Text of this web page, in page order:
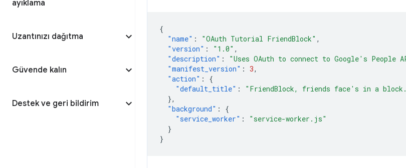
ayıklama
Uzantınızı dağıtma
Güvende kalın
Destek ve geri bildirim
{
"name" : "OAuth Tutorial FriendBlock" ,
"version" : "1.0" ,
"description" : "Uses OAuth to connect to Google's People
"manifest_version" : 3,
"action" :
{
"default_title" :
"FriendBlock, friends face's in a
},
"background" :
{
"service_worker" :
"service-worker.js"
}
}